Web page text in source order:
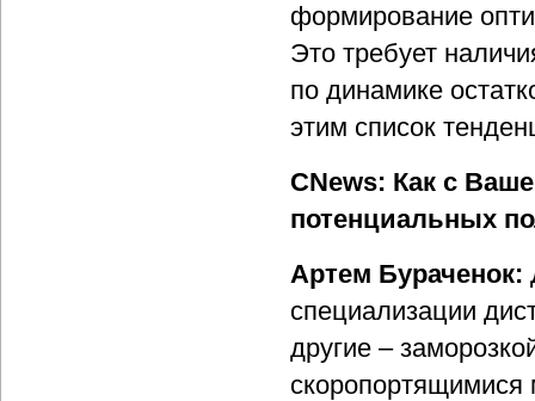
формирование
Это требует
по динамике
этим список
CNews: Как с
потенциальных
Артем Бураченок:
специализации
другие –
скоропортящимися